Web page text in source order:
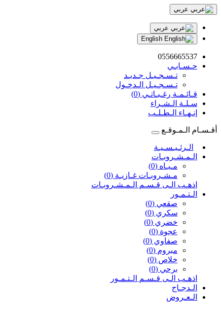
عربي
عربي
0556665537
حـسـابـي
تـسـجـيـل جـديـد
تـسـجـيـل الـدخـول
قـائـمـة رغـبـاتـي (0)
سـلـة الـشـراء
إنـهـاء الـطـلـب
أقـسـام الـمـوقـع
الـرئـيـسـيـة
الـمـشـروبـات
مـيـاه (0)
مـشـروبـات غـازيـة (0)
اذهـب الـى قـسـم الـمـشـروبـات
الـتـمـور
صقعي (0)
سكري (0)
خضري (0)
عجوة (0)
صفاوي (0)
مبروم (0)
خلاص (0)
برحي (0)
اذهـب الـى قـسـم الـتـمـور
الـدجـاج
الـعـروض